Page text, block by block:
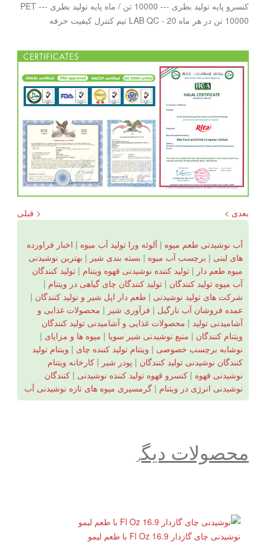
کنسرو پایه تولید بطری --- 10000 تن / ماه پایه تولید بطری PET ---
10000 تن در هر ماه LAB QC - 20 تیم کنترل کیفیت حرفه
< قبلی بعدی >
آب نوشیدنی طعم میوه |آلوئه ورا تولید آب میوه | اخبار فراورده
های لبنی | برچسب آب میوه | بسته بندی شیر | بهترین نوشیدنی
میوه طعم دار | تولید کننده نوشیدنی قهوه ویتنام | تولید کنندگان
آب میوه تولید کنندگان | تولید کنندگان چای گیاهی در ویتنام |
شرکت های تولید نوشیدنی | طعم دار اپل شیر و تولید کنندگان |
عمده فروشان آب نارگیل | فرآوری شیر | محصولات غذایی و
آشامیدنی تولید | محصولات غذایی و آشامیدنی تولید کنندگان
ویتنام کنندگان | منبع نوشیدنی شیر سویا | میوه ها و مزایای |
نوشابه برچسب خصوصی | ویتنام تولید کننده چای | ویتنام تولید
کنندگان نوشیدنی تولید کنندگان | پودر شیر | کارخانه ویتنام
نوشیدنی قهوه | کنسرو قهوه تولید کننده نوشیدنی | کنندگان
نوشیدنی انرژی در ویتنام | گرمسیری میوه های تازه نوشیدنی آب
محصولات دیگر
نوشیدنی چای گازدار 16.9 Fl Oz با طعم لیمو